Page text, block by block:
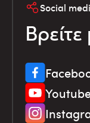
Social